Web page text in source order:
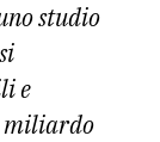
studio
e
miliardo